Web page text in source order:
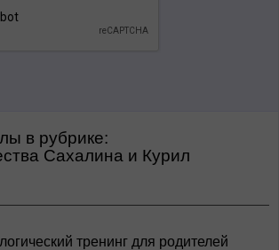
в рубрике:
Сахалина и Курил
тренинг для родителей